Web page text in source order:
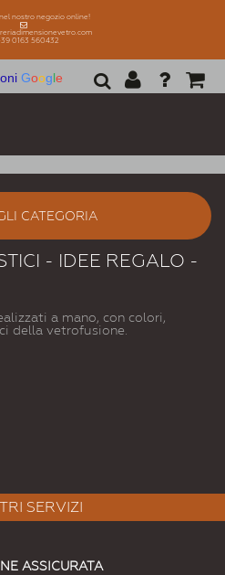
nostro negozio online!
0163 560432
Google
CATEGORIA
- IDEE REGALO -
a mano, con colori,
della vetrofusione.
SERVIZI
ASSICURATA